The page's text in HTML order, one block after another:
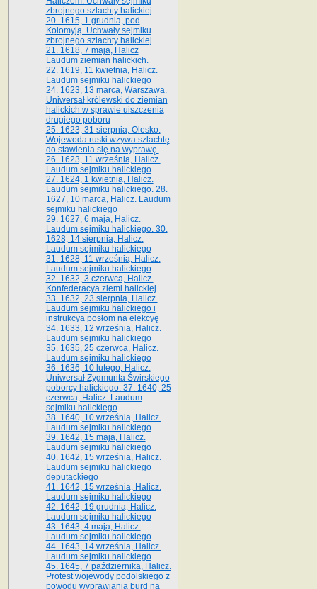
zbrojnego szlachty halickiej
20. 1615, 1 grudnia, pod
Kołomyją. Uchwały sejmiku
zbrojnego szlachty halickiej
21. 1618, 7 maja, Halicz
Laudum ziemian halickich.
22. 1619, 11 kwietnia, Halicz.
Laudum sejmiku halickiego
24. 1623, 13 marca, Warszawa.
Uniwersał królewski do ziemian
halickich w sprawie uiszczenia
drugiego poboru
25. 1623, 31 sierpnia, Olesko.
Wojewoda ruski wzywa szlachtę
do stawienia się na wyprawę.
26. 1623, 11 września, Halicz.
Laudum sejmiku halickiego
27. 1624, 1 kwietnia, Halicz.
Laudum sejmiku halickiego. 28.
1627, 10 marca, Halicz. Laudum
sejmiku halickiego
29. 1627, 6 maja, Halicz.
Laudum sejmiku halickiego. 30.
1628, 14 sierpnia, Halicz.
Laudum sejmiku halickiego
31. 1628, 11 września, Halicz.
Laudum sejmiku halickiego
32. 1632, 3 czerwca, Halicz.
Konfederacya ziemi halickiej
33. 1632, 23 sierpnia, Halicz.
Laudum sejmiku halickiego i
instrukcya posłom na elekcyę
34. 1633, 12 września, Halicz.
Laudum sejmiku halickiego
35. 1635, 25 czerwca, Halicz.
Laudum sejmiku halickiego
36. 1636, 10 lutego, Halicz.
Uniwersał Zygmunta Świrskiego
poborcy halickiego. 37. 1640, 25
czerwca, Halicz. Laudum
sejmiku halickiego
38. 1640, 10 września, Halicz.
Laudum sejmiku halickiego
39. 1642, 15 maja, Halicz.
Laudum sejmiku halickiego
40. 1642, 15 września, Halicz.
Laudum sejmiku halickiego
deputackiego
41. 1642, 15 września, Halicz.
Laudum sejmiku halickiego
42. 1642, 19 grudnia, Halicz.
Laudum sejmiku halickiego
43. 1643, 4 maja, Halicz.
Laudum sejmiku halickiego
44. 1643, 14 września, Halicz.
Laudum sejmiku halickiego
45. 1645, 7 października, Halicz.
Protest wojewody podolskiego z
powodu wyprawiania burd na